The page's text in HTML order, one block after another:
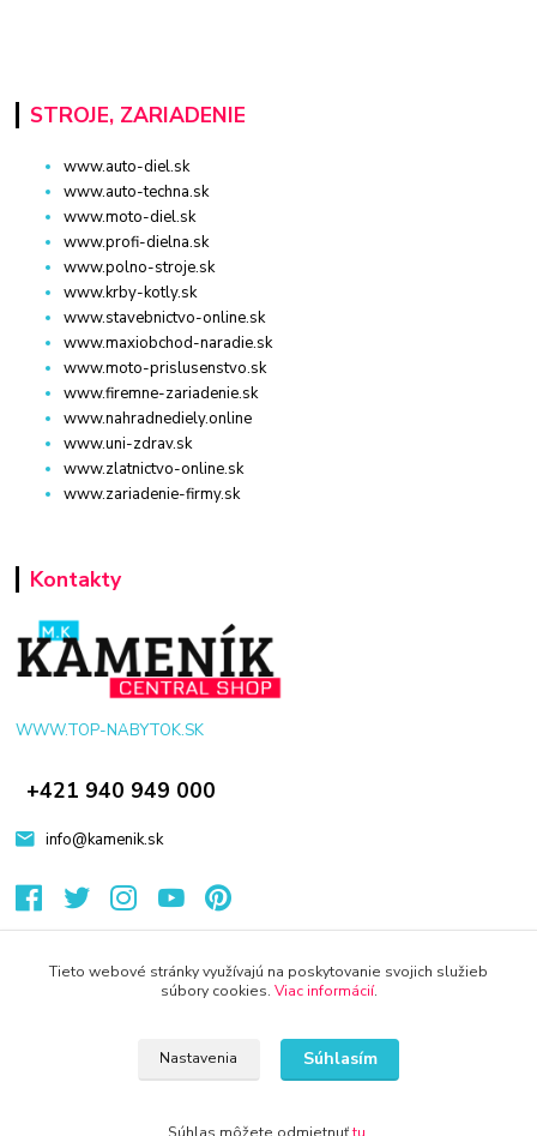
STROJE, ZARIADENIE
www.auto-diel.sk
www.auto-techna.sk
www.moto-diel.sk
www.profi-dielna.sk
www.polno-stroje.sk
www.krby-kotly.sk
www.stavebnictvo-online.sk
www.maxiobchod-naradie.sk
www.moto-prislusenstvo.sk
www.firemne-zariadenie.sk
www.nahradnediely.online
www.uni-zdrav.sk
www.zlatnictvo-online.sk
www.zariadenie-firmy.sk
Kontakty
WWW.TOP-NABYTOK.SK
+421 940 949 000
info@kamenik.sk
Tieto webové stránky využívajú na poskytovanie svojich služieb
súbory cookies. Viac informácií.
Nastavenia Súhlasím